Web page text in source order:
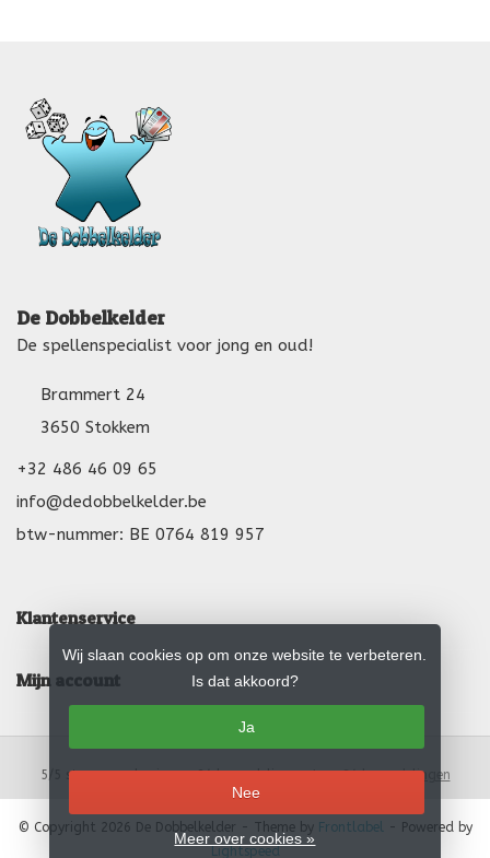
De Dobbelkelder
De spellenspecialist voor jong en oud!
Brammert 24
3650 Stokkem
+32 486 46 09 65
info@dedobbelkelder.be
btw-nummer: BE 0764 819 957
Klantenservice
Mijn account
5 sterren op basis van24beoordelingen.Lees 24 beoordelingen
Wij slaan cookies op om onze website te verbeteren.
Is dat akkoord?
Ja
Nee
Meer over cookies »
© Copyright 2026 De Dobbelkelder - Theme by Frontlabel
- Powered by
Lightspeed